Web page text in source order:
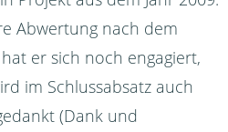
Abwertung nach dem
er sich noch engagiert,
im Schlussabsatz auch
(Dank und